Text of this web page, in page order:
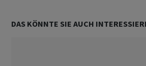
DAS KÖNNTE SIE AUCH